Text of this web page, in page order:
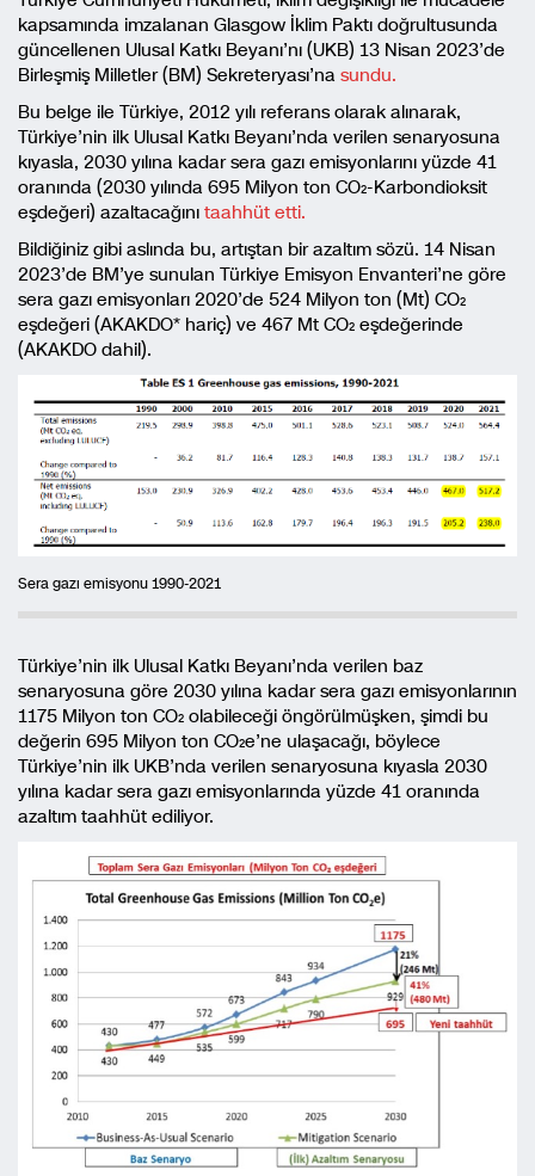
kapsamında imzalanan Glasgow İklim Paktı doğrultusunda
güncellenen Ulusal Katkı Beyanı’nı (UKB) 13 Nisan 2023’de
Birleşmiş Milletler (BM) Sekreteryası’na sundu.
Bu belge ile Türkiye, 2012 yılı referans olarak alınarak,
Türkiye’nin ilk Ulusal Katkı Beyanı’nda verilen senaryosuna
kıyasla, 2030 yılına kadar sera gazı emisyonlarını yüzde 41
oranında (2030 yılında 695 Milyon ton CO₂-Karbondioksit
eşdeğeri) azaltacağını taahhüt etti.
Bildiğiniz gibi aslında bu, artıştan bir azaltım sözü. 14 Nisan
2023’de BM’ye sunulan Türkiye Emisyon Envanteri’ne göre
sera gazı emisyonları 2020’de 524 Milyon ton (Mt) CO₂
eşdeğeri (AKAKDO* hariç) ve 467 Mt CO₂ eşdeğerinde
(AKAKDO dahil).
Sera gazı emisyonu 1990-2021
Türkiye’nin ilk Ulusal Katkı Beyanı’nda verilen baz
senaryosuna göre 2030 yılına kadar sera gazı emisyonlarının
1175 Milyon ton CO₂ olabileceği öngörülmüşken, şimdi bu
değerin 695 Milyon ton CO₂e’ne ulaşacağı, böylece
Türkiye’nin ilk UKB’nda verilen senaryosuna kıyasla 2030
yılına kadar sera gazı emisyonlarında yüzde 41 oranında
azaltım taahhüt ediliyor.